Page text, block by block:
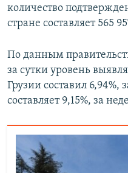
количество
стране составляет 565
По данным
за сутки уровень
Грузии составил 6,94%,
составляет 9,15%, за